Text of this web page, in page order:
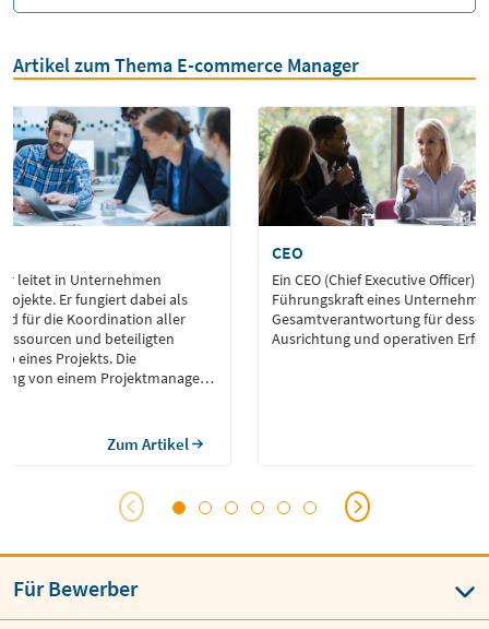
Artikel zum Thema E-commerce Manager
leitet in Unternehmen
Er fungiert dabei als
für die Koordination aller
und beteiligten
eines Projekts. Die
von einem Projektmanager
aller Beteiligten
verfügen über
Zum Artikel
CEO
Ein CEO (Chief Executive Officer)
Führungskraft eines
Gesamtverantwortung für
Ausrichtung und operativen
Für Bewerber